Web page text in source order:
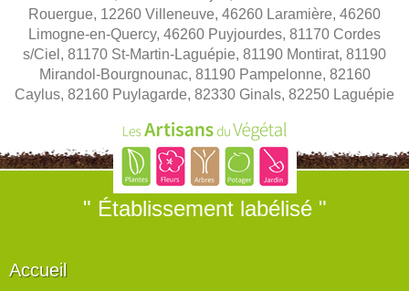
Rouergue, 12260 Villeneuve, 46260 Laramière, 46260
Limogne-en-Quercy, 46260 Puyjourdes, 81170 Cordes
s/Ciel, 81170 St-Martin-Laguépie, 81190 Montirat, 81190
Mirandol-Bourgnounac, 81190 Pampelonne, 82160
Caylus, 82160 Puylagarde, 82330 Ginals, 82250 Laguépie
" Établissement labélisé "
Accueil